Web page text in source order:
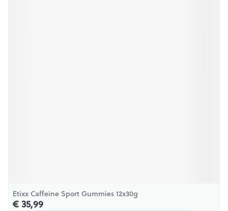
Etixx Caffeine Sport Gummies 12x30g
€ 35,99